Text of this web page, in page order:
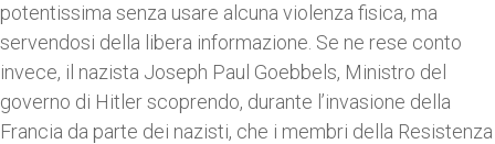
potentissima senza usare alcuna violenza fisica, ma
servendosi della libera informazione. Se ne rese conto
invece, il nazista Joseph Paul Goebbels, Ministro del
governo di Hitler scoprendo, durante l’invasione della
Francia da parte dei nazisti, che i membri della Resistenza